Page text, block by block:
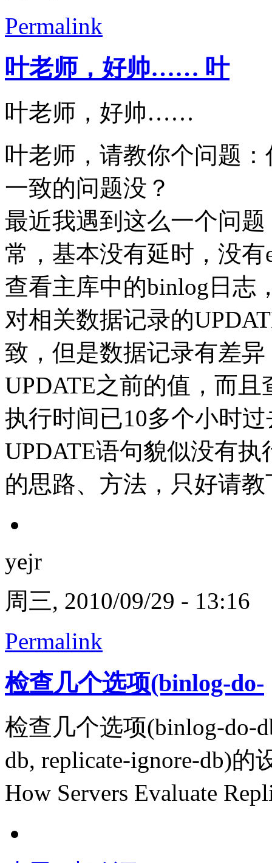
Permalink
叶老师，好帅…… 叶
叶老师，好帅……
叶老师，请教你个问题
一致的问题没？
最近我遇到这么一个问题
常，基本没有延时，没
查看主库中的binlog日志
对相关数据记录的
致，但是数据记录有差
UPDATE之前的值，而
执行时间已10多个小时
UPDATE语句貌似没有
的思路、方法，只好请教
yejr
周三, 2010/09/29 - 13:16
Permalink
检查几个选项(binlog-do-
检查几个选项(binlog-do-
db, replicate-ignore-db)
How Servers Evaluate